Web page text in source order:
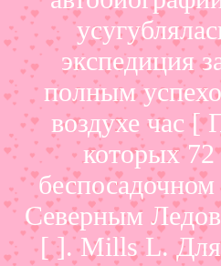
экспедиция
полным
воздухе час [
которых
беспосадочном
Северным
[ ]. Mills L. Для